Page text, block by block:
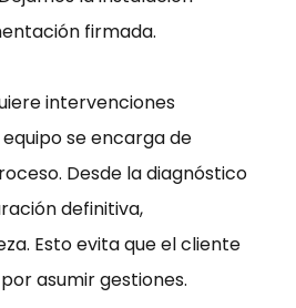
firmada.
intervenciones
se encarga de
Desde la diagnóstico
definitiva,
Esto evita que el cliente
asumir gestiones.